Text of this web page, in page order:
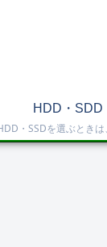
HDD・SDD